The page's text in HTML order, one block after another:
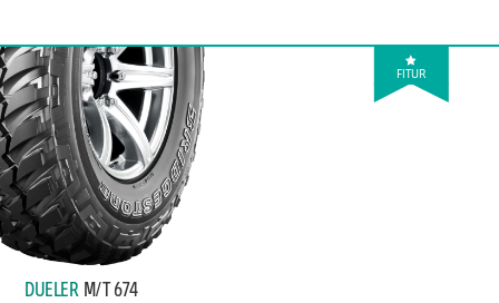
FITUR
DUELER M/T 674